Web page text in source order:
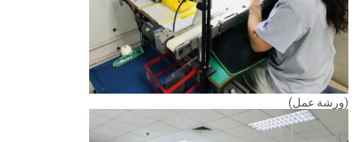
(ورشة عمل)